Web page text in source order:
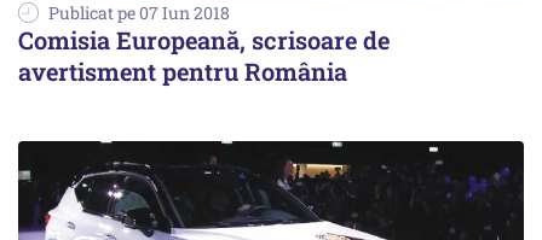
Publicat pe 07 Iun 2018
Comisia Europeană, scrisoare de
avertisment pentru România